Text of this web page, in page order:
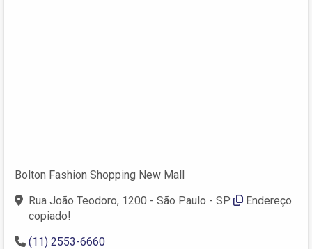
Bolton Fashion Shopping New Mall
Rua João Teodoro, 1200 - São Paulo - SP
Endereço
copiado!
(11) 2553-6660